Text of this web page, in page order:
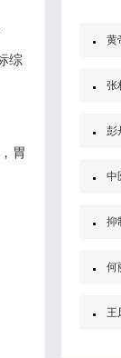
综
胃
黄
张
彭
中
抑
何
王